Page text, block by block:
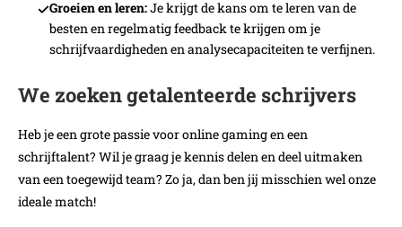
Groeien en leren:Je krijgt de kans om te leren van de
besten en regelmatig feedback te krijgen om je
schrijfvaardigheden en analysecapaciteiten te verfijnen.
We zoeken getalenteerde schrijvers
Heb je een grote passie voor online gaming en een
schrijftalent? Wil je graag je kennis delen en deel uitmaken
van een toegewijd team? Zo ja, dan ben jij misschien wel onze
ideale match!